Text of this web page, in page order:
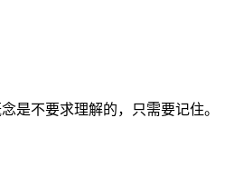
是不要求理解的，只需要记住。